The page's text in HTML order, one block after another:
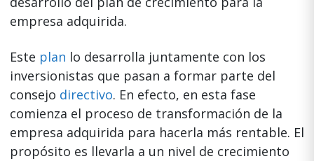
empresa adquirida.
Este plan lo desarrolla juntamente con los
inversionistas que pasan a formar parte del
consejo directivo. En efecto, en esta fase
comienza el proceso de transformación de la
empresa adquirida para hacerla más rentable. El
propósito es llevarla a un nivel de crecimiento